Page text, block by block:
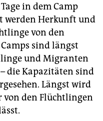
in dem Camp
werden Herkunft und
von den
sind längst
und Migranten
die Kapazitäten sind
Längst wird
den Flüchtlingen